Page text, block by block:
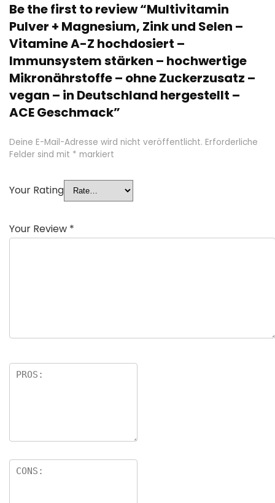
Be the first to review “Multivitamin
Pulver + Magnesium, Zink und Selen –
Vitamine A-Z hochdosiert –
Immunsystem stärken – hochwertige
Mikronährstoffe – ohne Zuckerzusatz –
vegan – in Deutschland hergestellt –
ACE Geschmack”
Deine E-Mail-Adresse wird nicht veröffentlicht. Erforderliche
Felder sind mit * markiert
Your Rating
Your Review *